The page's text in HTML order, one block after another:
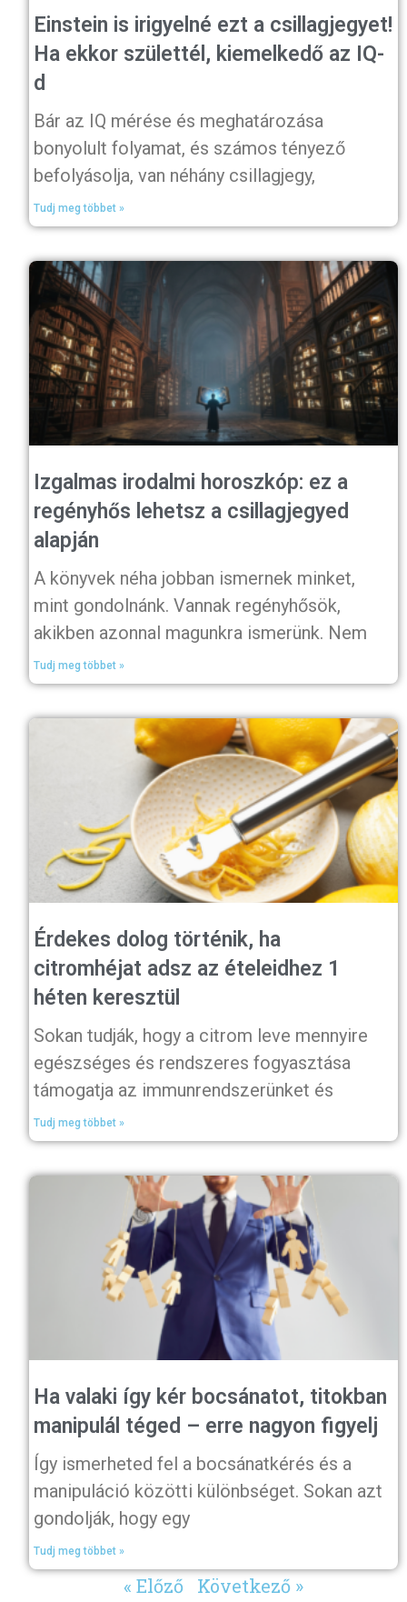
Einstein is irigyelné ezt a csillagjegyet!
Ha ekkor születtél, kiemelkedő az IQ-
d
Bár az IQ mérése és meghatározása
bonyolult folyamat, és számos tényező
befolyásolja, van néhány csillagjegy,
Tudj meg többet »
Izgalmas irodalmi horoszkóp: ez a
regényhős lehetsz a csillagjegyed
alapján
A könyvek néha jobban ismernek minket,
mint gondolnánk. Vannak regényhősök,
akikben azonnal magunkra ismerünk. Nem
Tudj meg többet »
Érdekes dolog történik, ha
citromhéjat adsz az ételeidhez 1
héten keresztül
Sokan tudják, hogy a citrom leve mennyire
egészséges és rendszeres fogyasztása
támogatja az immunrendszerünket és
Tudj meg többet »
Ha valaki így kér bocsánatot, titokban
manipulál téged – erre nagyon figyelj
Így ismerheted fel a bocsánatkérés és a
manipuláció közötti különbséget. Sokan azt
gondolják, hogy egy
Tudj meg többet »
« Előző Következő »